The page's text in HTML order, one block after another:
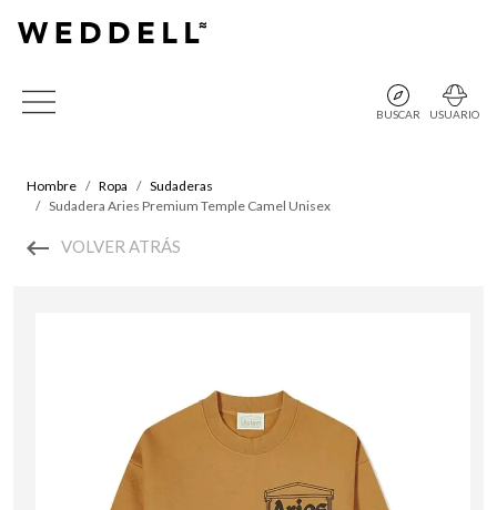
BUSCAR USUARIO
Hombre Ropa
Sudaderas
Sudadera Aries Premium Temple Camel Unisex
VOLVER ATRÁS